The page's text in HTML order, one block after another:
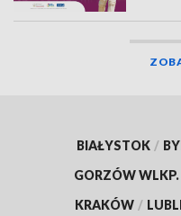
BIAŁYSTOK /
GORZÓW WLKP.
KRAKÓW /